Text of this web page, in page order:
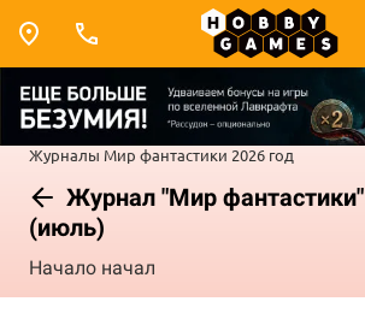
Журналы Мир фантастики 2026 год
Журнал "Мир
(июль)
Начало начал